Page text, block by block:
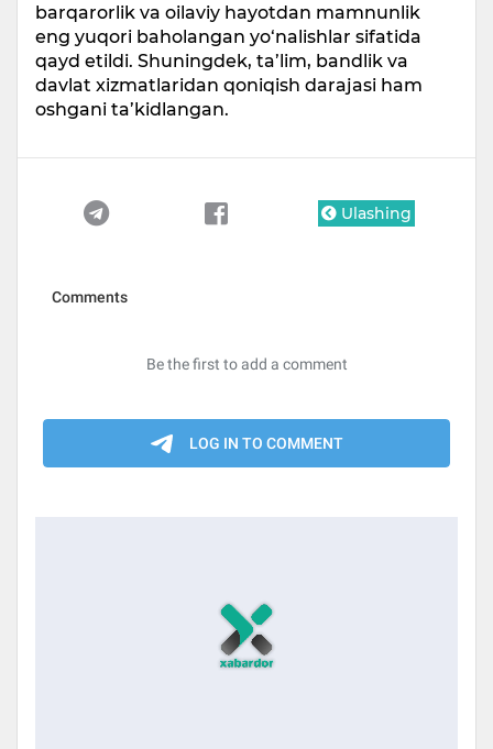
barqarorlik va oilaviy hayotdan mamnunlik
eng yuqori baholangan yo‘nalishlar sifatida
qayd etildi. Shuningdek, ta’lim, bandlik va
davlat xizmatlaridan qoniqish darajasi ham
oshgani ta’kidlangan.
Ulashing